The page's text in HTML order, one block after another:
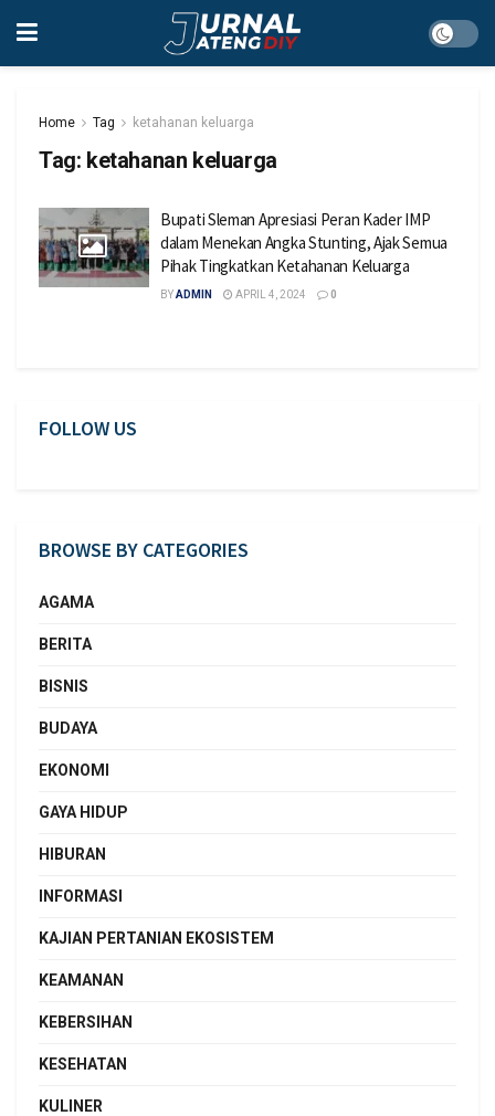
Home Tag ketahanan keluarga
Tag: ketahanan keluarga
Bupati Sleman Apresiasi Peran Kader IMP
dalam Menekan Angka Stunting, Ajak Semua
Pihak Tingkatkan Ketahanan Keluarga
BYADMIN APRIL 4, 2024 0
FOLLOW US
BROWSE BY CATEGORIES
AGAMA
BERITA
BISNIS
BUDAYA
EKONOMI
GAYA HIDUP
HIBURAN
INFORMASI
KAJIAN PERTANIAN EKOSISTEM
KEAMANAN
KEBERSIHAN
KESEHATAN
KULINER